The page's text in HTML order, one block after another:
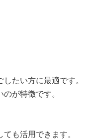
たい方に最適です。
が特徴です。
も活用できます。